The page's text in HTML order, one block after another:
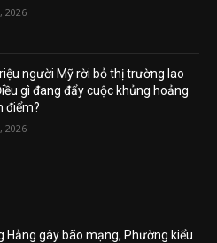
2026
người Mỹ rời bỏ thị trường lao
gì đang đẩy cuộc khủng hoảng
điểm?
2026
Hằng gây bão mạng, Phường kiểu